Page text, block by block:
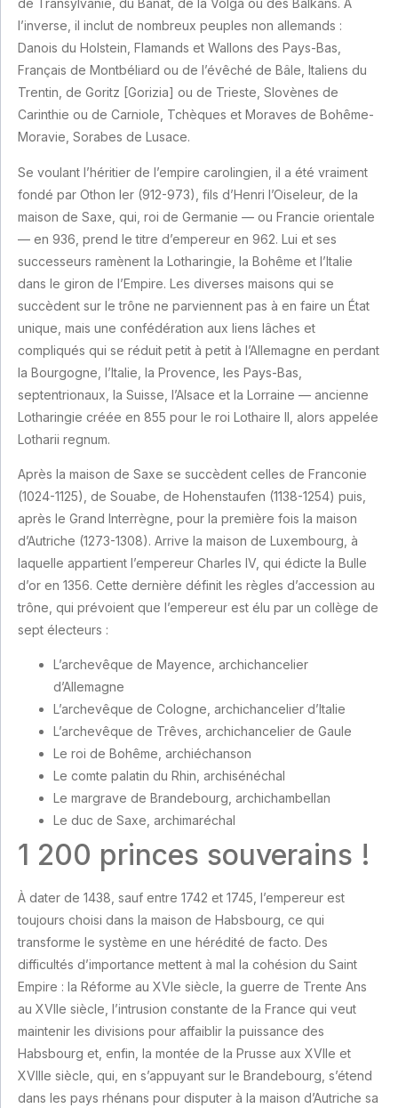
de Transylvanie, du Banat, de la Volga ou des Balkans. À
l’inverse, il inclut de nombreux peuples non allemands :
Danois du Holstein, Flamands et Wallons des Pays-Bas,
Français de Montbéliard ou de l’évêché de Bâle, Italiens du
Trentin, de Goritz [Gorizia] ou de Trieste, Slovènes de
Carinthie ou de Carniole, Tchèques et Moraves de Bohême-
Moravie, Sorabes de Lusace.
Se voulant l’héritier de l’empire carolingien, il a été vraiment
fondé par Othon Ier (912-973), fils d’Henri l’Oiseleur, de la
maison de Saxe, qui, roi de Germanie — ou Francie orientale
— en 936, prend le titre d’empereur en 962. Lui et ses
successeurs ramènent la Lotharingie, la Bohême et l’Italie
dans le giron de l’Empire. Les diverses maisons qui se
succèdent sur le trône ne parviennent pas à en faire un État
unique, mais une confédération aux liens lâches et
compliqués qui se réduit petit à petit à l’Allemagne en perdant
la Bourgogne, l’Italie, la Provence, les Pays-Bas,
septentrionaux, la Suisse, l’Alsace et la Lorraine — ancienne
Lotharingie créée en 855 pour le roi Lothaire II, alors appelée
Lotharii regnum.
Après la maison de Saxe se succèdent celles de Franconie
(1024-1125), de Souabe, de Hohenstaufen (1138-1254) puis,
après le Grand Interrègne, pour la première fois la maison
d’Autriche (1273-1308). Arrive la maison de Luxembourg, à
laquelle appartient l’empereur Charles IV, qui édicte la Bulle
d’or en 1356. Cette dernière définit les règles d’accession au
trône, qui prévoient que l’empereur est élu par un collège de
sept électeurs :
L’archevêque de Mayence, archichancelier
d’Allemagne
L’archevêque de Cologne, archichancelier d’Italie
L’archevêque de Trêves, archichancelier de Gaule
Le roi de Bohême, archiéchanson
Le comte palatin du Rhin, archisénéchal
Le margrave de Brandebourg, archichambellan
Le duc de Saxe, archimaréchal
1 200 princes souverains !
À dater de 1438, sauf entre 1742 et 1745, l’empereur est
toujours choisi dans la maison de Habsbourg, ce qui
transforme le système en une hérédité de facto. Des
difficultés d’importance mettent à mal la cohésion du Saint
Empire : la Réforme au XVIe siècle, la guerre de Trente Ans
au XVIIe siècle, l’intrusion constante de la France qui veut
maintenir les divisions pour affaiblir la puissance des
Habsbourg et, enfin, la montée de la Prusse aux XVIIe et
XVIIIe siècle, qui, en s’appuyant sur le Brandebourg, s’étend
dans les pays rhénans pour disputer à la maison d’Autriche sa